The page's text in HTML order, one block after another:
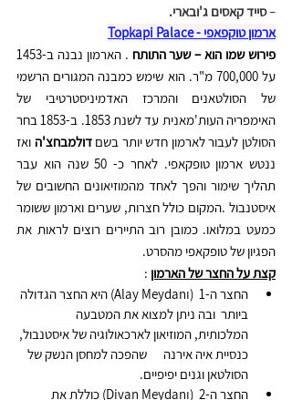
– סייד קאסים ג'ובארי.
ארמון טוקפאפי - Topkapi Palace
פירוש שמו הוא – שער התותח
הסולטן לעבור לארמון חדש יותר בשם דולמבחצ'ה
הפגיון של טופקאפי מהסרט.
קצת על החצר של הארמון :
החצר ה-1  (Alay Meydanı) היא החצר הגדולה
ביותר  ובה ניתן למצוא את המטבעה
המלכותית, המוזיאון לארכאולוגיה של איסטנבול,
כנסיית איה אירנה      שהפכה למחסן הנשק של
הסולטאן וגנים יפיפיים.
החצר ה-2  (Divan Meydanı) כוללת את